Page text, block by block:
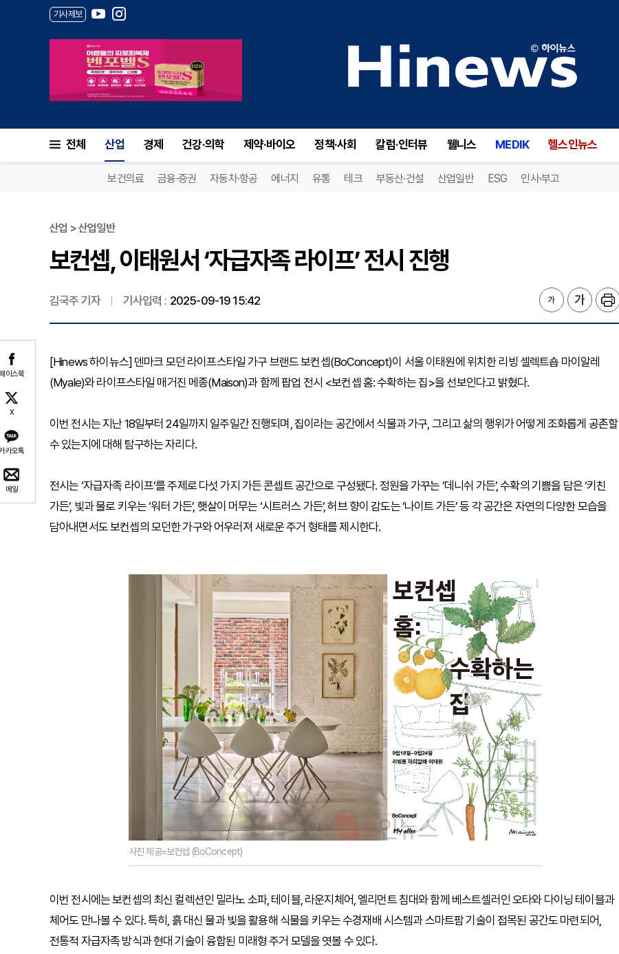
기사제보
전체 산업 경제 건강·의학 제약·바이오 정책·사회 칼럼·인터뷰 웰니스 MEDIK 헬스인뉴스
보건의료 금융·증권 자동차·항공 에너지 유통 테크 부동산·건설 산업일반 ESG 인사·부고
이스북
X
카오톡
메일
산업 > 산업일반
보컨셉, 이태원서 ‘자급자족 라이프’ 전시 진행
김국주 기자 기사입력 : 2025-09-19 15:42
[Hinews 하이뉴스] 덴마크 모던 라이프스타일 가구 브랜드 보컨셉(BoConcept)이 서울 이태원에 위치한 리빙 셀렉트숍 마이알레
(Myale)와 라이프스타일 매거진 메종(Maison)과 함께 팝업 전시 <보컨셉 홈: 수확하는 집>을 선보인다고 밝혔다.
이번 전시는 지난 18일부터 24일까지 일주일간 진행되며, 집이라는 공간에서 식물과 가구, 그리고 삶의 행위가 어떻게 조화롭게 공존할
수 있는지에 대해 탐구하는 자리다.
전시는 ‘자급자족 라이프’를 주제로 다섯 가지 가든 콘셉트 공간으로 구성됐다. 정원을 가꾸는 ‘데니쉬 가든’, 수확의 기쁨을 담은 ‘키친
가든’, 빛과 물로 키우는 ‘워터 가든’, 햇살이 머무는 ‘시트러스 가든’, 허브 향이 감도는 ‘나이트 가든’ 등 각 공간은 자연의 다양한 모습을
담아내면서도 보컨셉의 모던한 가구와 어우러져 새로운 주거 형태를 제시한다.
사진 제공=보컨셉 (BoConcept)
이번 전시에는 보컨셉의 최신 컬렉션인 밀라노 소파, 테이블, 라운지체어, 엘리먼트 침대와 함께 베스트셀러인 오타와 다이닝 테이블과
체어도 만나볼 수 있다. 특히, 흙 대신 물과 빛을 활용해 식물을 키우는 수경재배 시스템과 스마트팜 기술이 접목된 공간도 마련되어,
전통적 자급자족 방식과 현대 기술이 융합된 미래형 주거 모델을 엿볼 수 있다.